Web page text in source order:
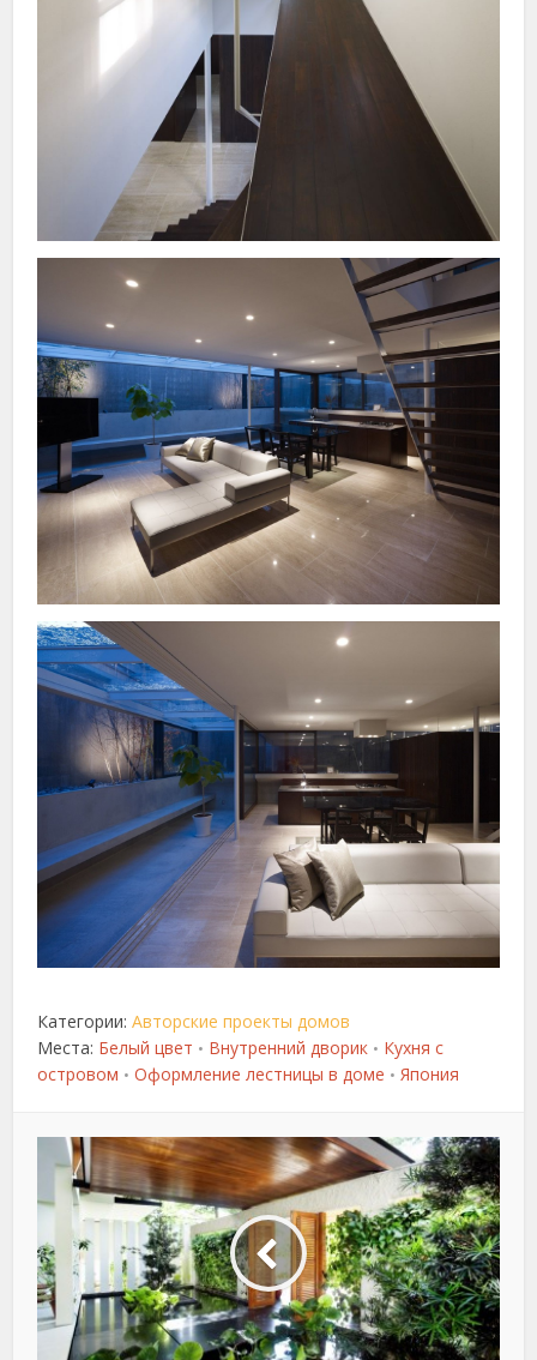
Категории:Авторские проекты домов
Места: Белый цвет • Внутренний дворик • Кухня с
островом • Оформление лестницы в доме • Япония